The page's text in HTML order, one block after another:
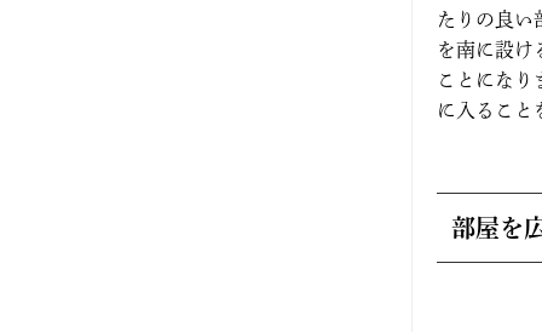
たりの良い
を南に設け
ことになり
に入ること
部屋を